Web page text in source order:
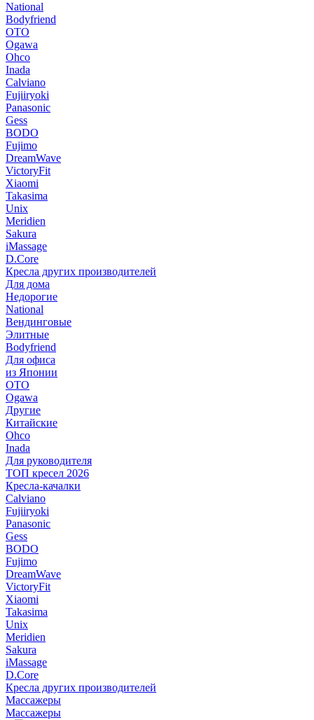
National
Bodyfriend
OTO
Ogawa
Ohco
Inada
Calviano
Fujiiryoki
Panasonic
Gess
BODO
Fujimo
DreamWave
VictoryFit
Xiaomi
Takasima
Unix
Meridien
Sakura
iMassage
D.Core
Кресла других производителей
Для дома
Недорогие
National
Вендинговые
Элитные
Bodyfriend
Для офиса
из Японии
OTO
Ogawa
Другие
Китайские
Ohco
Inada
Для руководителя
ТОП кресел 2026
Кресла-качалки
Calviano
Fujiiryoki
Panasonic
Gess
BODO
Fujimo
DreamWave
VictoryFit
Xiaomi
Takasima
Unix
Meridien
Sakura
iMassage
D.Core
Кресла других производителей
Массажеры
Массажеры